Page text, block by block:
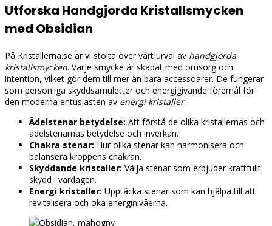
Utforska Handgjorda Kristallsmycken
med Obsidian
På Kristallerna.se är vi stolta över vårt urval av handgjorda
kristallsmycken. Varje smycke är skapat med omsorg och
intention, vilket gör dem till mer än bara accessoarer. De fungerar
som personliga skyddsamuletter och energigivande föremål för
den moderna entusiasten av energi kristaller.
Ädelstenar betydelse: Att förstå de olika kristallernas och
ädelstenarnas betydelse och inverkan.
Chakra stenar: Hur olika stenar kan harmonisera och
balansera kroppens chakran.
Skyddande kristaller: Välja stenar som erbjuder kraftfullt
skydd i vardagen.
Energi kristaller: Upptäcka stenar som kan hjälpa till att
revitalisera och öka energinivåerna.